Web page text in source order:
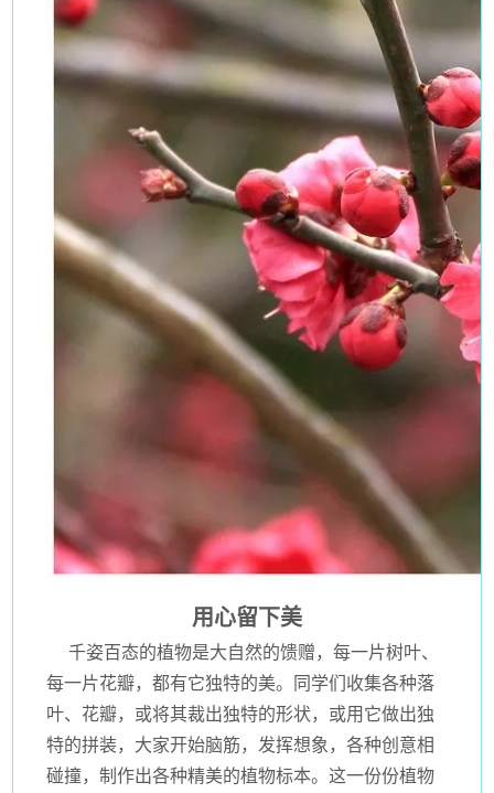
用心留下美
千姿百态的植物是大自然的馈赠，每一片树叶、
每一片花瓣，都有它独特的美。同学们收集各种落
叶、花瓣，或将其裁出独特的形状，或用它做出独
特的拼装，大家开始脑筋，发挥想象，各种创意相
碰撞，制作出各种精美的植物标本。这一份份植物